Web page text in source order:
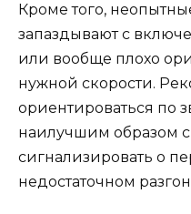
Кроме того,
запаздывают с
или вообще плохо
нужной скорости.
ориентироваться по
наилучшим образом
сигнализировать о
недостаточном